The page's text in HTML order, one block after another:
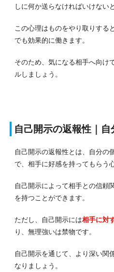
しに何か送らなければいけない
この心理はものをやり取りする
でも効果的に働きます。
そのため、気になる相手へ向け
ルしましょう。
自己開示の返報性｜自
自己開示の返報性とは、自分の
で、相手に好感を持ってもらう
自己開示によって相手との信頼
を持つことができます。
ただし、自己開示には相手に対
り、無理強いは禁物です。
自己開示を通じて、より深い関
なりましょう。